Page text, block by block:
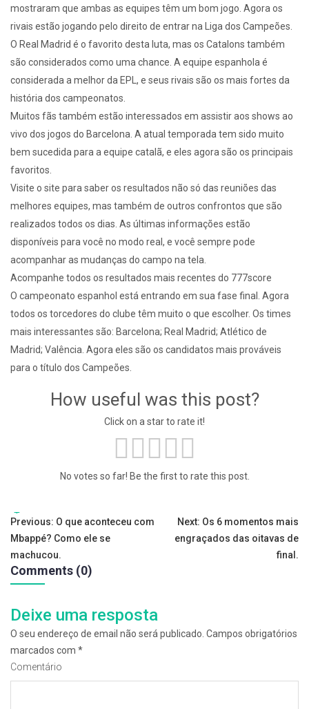
mostraram que ambas as equipes têm um bom jogo. Agora os
rivais estão jogando pelo direito de entrar na Liga dos Campeões.
O Real Madrid é o favorito desta luta, mas os Catalons também
são considerados como uma chance. A equipe espanhola é
considerada a melhor da EPL, e seus rivais são os mais fortes da
história dos campeonatos.
Muitos fãs também estão interessados em assistir aos shows ao
vivo dos jogos do Barcelona. A atual temporada tem sido muito
bem sucedida para a equipe catalã, e eles agora são os principais
favoritos.
Visite o site para saber os resultados não só das reuniões das
melhores equipes, mas também de outros confrontos que são
realizados todos os dias. As últimas informações estão
disponíveis para você no modo real, e você sempre pode
acompanhar as mudanças do campo na tela.
Acompanhe todos os resultados mais recentes do 777score
O campeonato espanhol está entrando em sua fase final. Agora
todos os torcedores do clube têm muito o que escolher. Os times
mais interessantes são: Barcelona; Real Madrid; Atlético de
Madrid; Valência. Agora eles são os candidatos mais prováveis
para o título dos Campeões.
How useful was this post?
Click on a star to rate it!
No votes so far! Be the first to rate this post.
Tags:
Navegação
de
artigos
Previous: O que aconteceu com
Mbappé? Como ele se
machucou.
Next: Os 6 momentos mais
engraçados das oitavas de
final.
Comments (0)
Deixe uma resposta
O seu endereço de email não será publicado. Campos obrigatórios
marcados com *
Comentário